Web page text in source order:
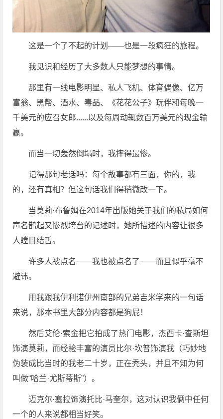
这是一个了不起的计划——也是一段疯狂的旅程。
我见识和经历了大多数人只能梦想的事情。
那里有一线电影明星、私人飞机、体育偶像、亿万
富翁、黑帮、酒水、毒品、《花花公子》玩伴和每晚一
千美元的应召女郎......以及每周动辄数百万美元的现金输
赢。
而当一切轰然倒塌时，我摔得最惨。
记得那句老话吗：每个故事都有三面，你的，我
的，还有真相？但这句话我们得稍微改一下。
当莫莉·布鲁姆在2014年出版她关于我们的私局如何
声名鹊起又惨烈垮台的记述时，她所描述的内容让很多
人瞠目结舌。
许多人被点名——我也被点名了——而且似乎毫不
避讳。
用我跟我伊利诺伊州南部的兄弟吉米学来的一句话
来说，那本书里大部分内容都是狗屁！
然后艾伦·索金把它拍成了热门电影，杰西卡·查斯坦
饰演莫莉，而经验丰富的演员比尔·坎普饰演我（巧妙地
伪装成比当时的我老二十岁，正在秃头，并且不知为何
叫做“哈兰·尤斯蒂斯”）。
迈克尔·塞拉饰演托比·马奎尔，这对认识我俩中任何
一个的人来说都相当好笑。